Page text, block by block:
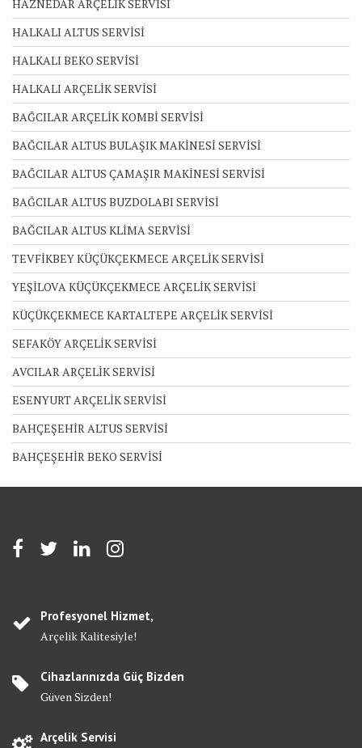
HAZNEDAR ARÇELİK SERVİSİ
HALKALI ALTUS SERVİSİ
HALKALI BEKO SERVİSİ
HALKALI ARÇELİK SERVİSİ
BAĞCILAR ARÇELİK KOMBİ SERVİSİ
BAĞCILAR ALTUS BULAŞIK MAKİNESİ SERVİSİ
BAĞCILAR ALTUS ÇAMAŞIR MAKİNESİ SERVİSİ
BAĞCILAR ALTUS BUZDOLABI SERVİSİ
BAĞCILAR ALTUS KLİMA SERVİSİ
TEVFİKBEY KÜÇÜKÇEKMECE ARÇELİK SERVİSİ
YEŞİLOVA KÜÇÜKÇEKMECE ARÇELİK SERVİSİ
KÜÇÜKÇEKMECE KARTALTEPE ARÇELİK SERVİSİ
SEFAKÖY ARÇELİK SERVİSİ
AVCILAR ARÇELİK SERVİSİ
ESENYURT ARÇELİK SERVİSİ
BAHÇEŞEHİR ALTUS SERVİSİ
BAHÇEŞEHİR BEKO SERVİSİ
Profesyonel Hizmet,
Arçelik Kalitesiyle!
Cihazlarınızda Güç Bizden
Güven Sizden!
Arçelik Servisi